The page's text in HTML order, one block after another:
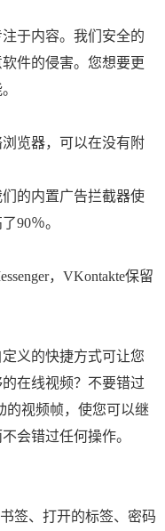
于内容。我们安全的
件的侵害。您想要更
览器，可以在没有附
的内置广告拦截器使
90％。
，VKontakte保留
义的快捷方式可让您
在线视频？不要错过
的视频帧，使您可以继
会错过任何操作。
签、打开的标签、密码